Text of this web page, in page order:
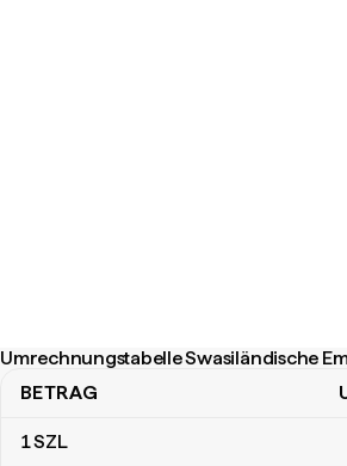
Umrechnungstabelle Swasiländische
Umrechnungstabelle Swasiländische
BETRAG
1SZL